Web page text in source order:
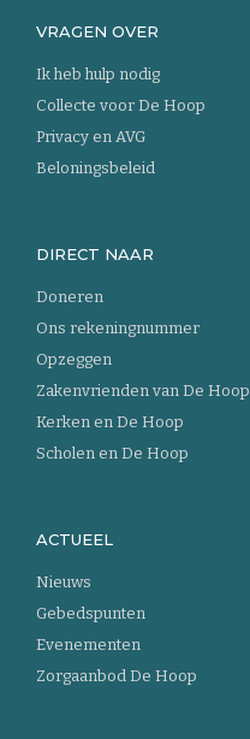
VRAGEN OVER
Ik heb hulp nodig
Collecte voor De Hoop
Privacy en AVG
Beloningsbeleid
DIRECT NAAR
Doneren
Ons rekeningnummer
Opzeggen
Zakenvrienden van De Hoop
Kerken en De Hoop
Scholen en De Hoop
ACTUEEL
Nieuws
Gebedspunten
Evenementen
Zorgaanbod De Hoop